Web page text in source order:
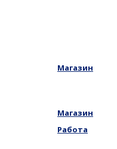
Магазин
Работа
Магазин